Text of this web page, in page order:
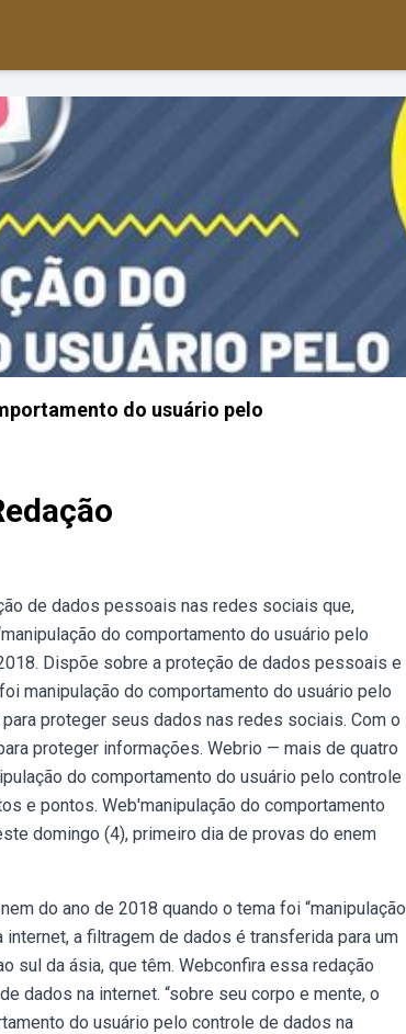
do usuário pelo
de dados pessoais nas redes sociais que,
do comportamento do usuário pelo
Dispõe sobre a proteção de dados pessoais e
manipulação do comportamento do usuário pelo
proteger seus dados nas redes sociais. Com o
proteger informações. Webrio — mais de quatro
do comportamento do usuário pelo controle
e pontos. Web'manipulação do comportamento
domingo (4), primeiro dia de provas do enem
do ano de 2018 quando o tema foi “manipulação
a filtragem de dados é transferida para um
sul da ásia, que têm. Webconfira essa redação
dados na internet. “sobre seu corpo e mente, o
do usuário pelo controle de dados na